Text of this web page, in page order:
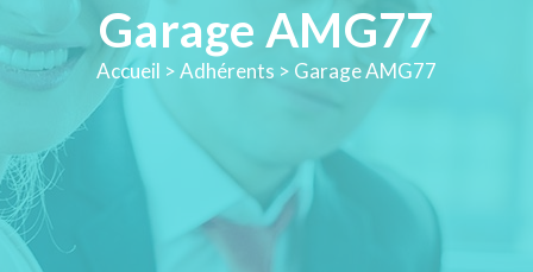
Garage AMG77
Accueil >Adhérents > Garage AMG77